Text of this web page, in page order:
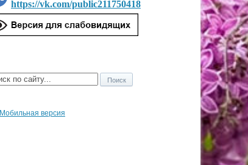
https://vk.com/public211750418
Мобильная версия